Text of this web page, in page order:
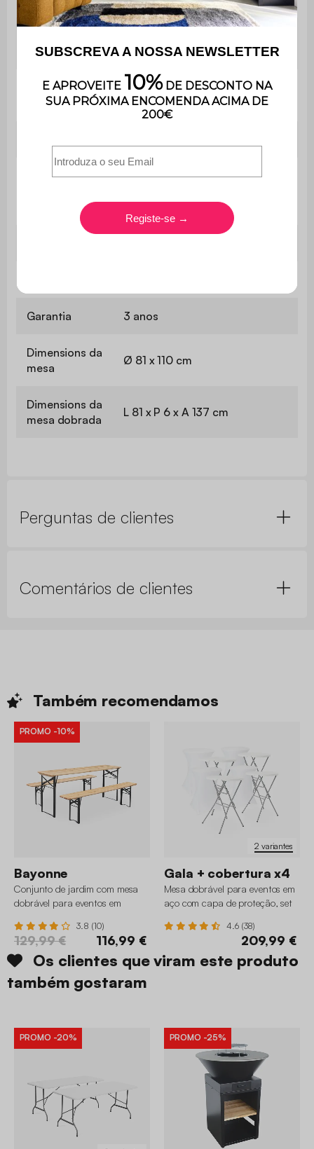
da mesa
Contém
madeira
Não
O produto é entregue
original.
Garantia 3 anos
Dimensions da
mesa
Ø 81 x 110 cm
Dimensions da
mesa dobrada
L 81 x P 6 x A 137 cm
Perguntas de clientes
Comentários de clientes
Também recomendamos
PROMO -10%
Bayonne
Conjunto de jardim com mesa
dobrável para eventos em
3.8 (10)
129,99 € 116,99 €
2 variantes
Gala + cobertura x4
Mesa dobrável para eventos em
aço com capa de proteção, set
4.6 (38)
209,99 €
Os clientes que viram este produto
também gostaram
PROMO -20% PROMO -25%